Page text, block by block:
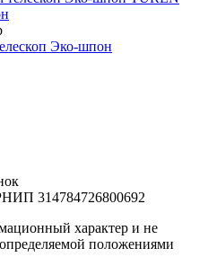
Эко-шпон
314784726800692
характер и не
положениями